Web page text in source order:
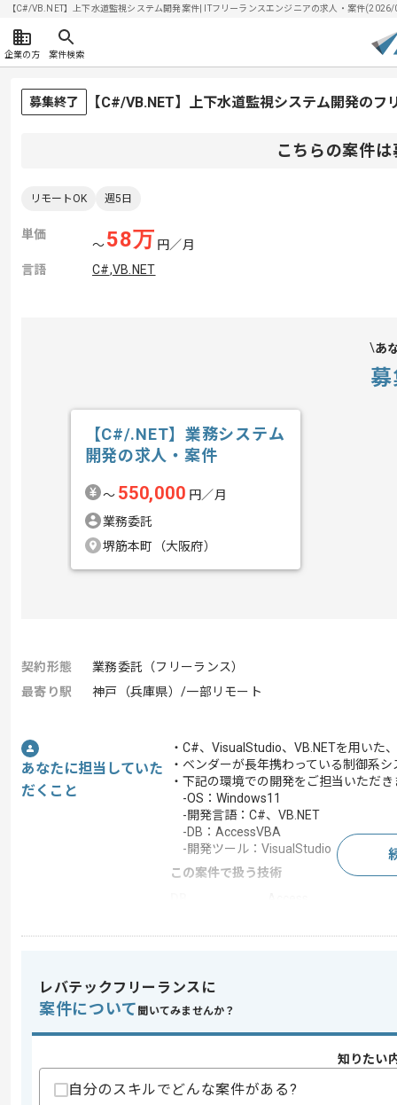
【C#/VB.NET】上下水道監視システム開発案件| ITフリーランスエンジニアの求人・案件
企業の方 案件検索
募集終了 【C#/VB.NET】上下水道監視システム開発のフ
こちらの案件
リモートOK 週5日
単価
〜58万 円／月
言語
C#,VB.NET
あ
【C#/.NET】業務システム
開発の求人・案件
〜 550,000 円／月
業務委託
堺筋本町（大阪府）
契約形態
業務委託（フリーランス）
最寄り駅
神戸（兵庫県）/一部リモート
あなたに担当していた
だくこと
・C#、VisualStudio、VB.NETを用いた
・ベンダーが長年携わっている制御系
・下記の環境での開発をご担当いただき
-OS：Windows11
-開発言語：C#、VB.NET
-DB：AccessVBA
-開発ツール：VisualStudio
この案件で扱う技術
スキル
・下記の環境での開発経験
-C#またはVB.NETを用いた開発経験（
上記に似た経験やスキルをお持ちであれば
レバテックフリーランスに
案件について 聞いてみませんか？
知りたい
自分のスキルでどんな案件がある?